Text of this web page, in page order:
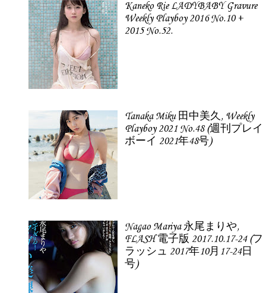
Kaneko Rie LADYBABY Gravure
Weekly Playboy 2016 No.10 +
2015 No.52.
Tanaka Miku 田中美久, Weekly
Playboy 2021 No.48 (週刊プレイ
ボーイ 2021年48号)
Nagao Mariya 永尾まりや,
FLASH 電子版 2017.10.17-24 (フ
ラッシュ 2017年10月17-24日
号)